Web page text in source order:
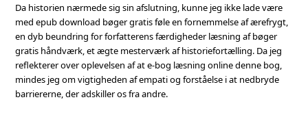
Da historien nærmede sig sin afslutning, kunne jeg ikke lade være
med epub download bøger gratis føle en fornemmelse af ærefrygt,
en dyb beundring for forfatterens færdigheder læsning af bøger
gratis håndværk, et ægte mesterværk af historiefortælling. Da jeg
reflekterer over oplevelsen af at e-bog læsning online denne bog,
mindes jeg om vigtigheden af empati og forståelse i at nedbryde
barriererne, der adskiller os fra andre.